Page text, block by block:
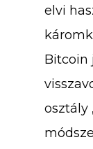
elvi
Bitcoin
osztály